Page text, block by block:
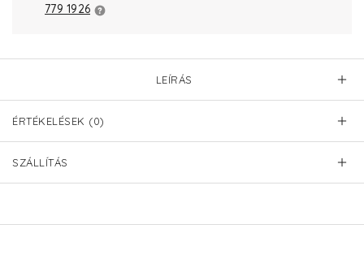
779 1926
LEÍRÁS
ÉRTÉKELÉSEK (0)
SZÁLLÍTÁS